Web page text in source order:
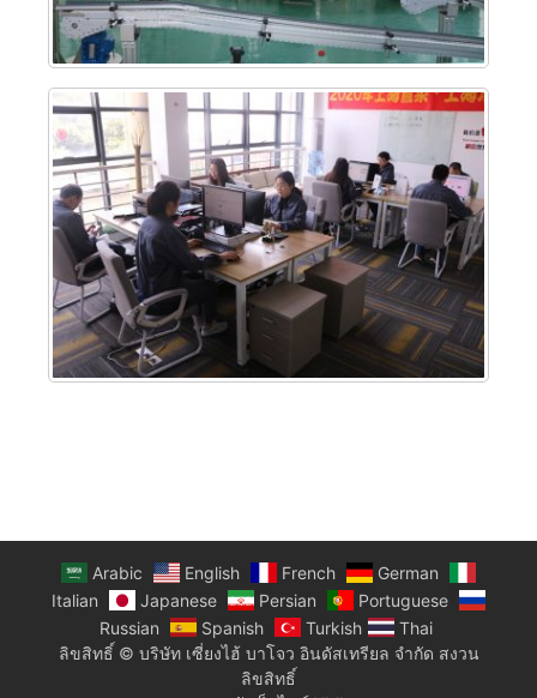
Arabic English French
German
Italian
Japanese Persian
Portuguese
Russian
Spanish Turkish
Thai
ลิขสิทธิ์ © บริษัท เซี่ยงไฮ้ บาโจว อินดัสเทรียล จำกัด สงวน
ลิขสิทธิ์